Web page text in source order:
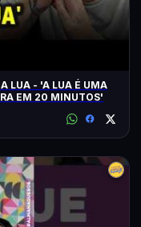
LUA - 'A LUA É UMA
EM 20 MINUTOS'